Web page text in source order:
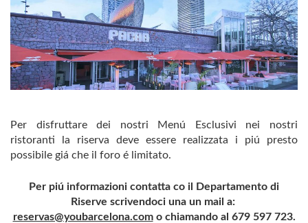
Per disfruttare dei nostri Menú Esclusivi nei nostri
ristoranti la riserva deve essere realizzata i piú presto
possibile giá che il foro é limitato.
Per piú informazioni contatta co il Departamento di
Riserve scrivendoci una un mail a:
reservas@youbarcelona.como chiamando al 679 597 723.